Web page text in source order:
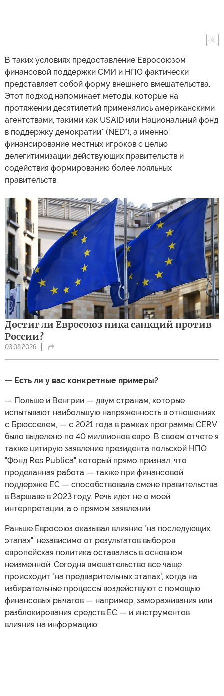
В таких условиях предоставление Евросоюзом
финансовой поддержки СМИ и НПО фактически
представляет собой форму внешнего вмешательства.
Этот подход напоминает методы, которые на
протяжении десятилетий применялись американскими
агентствами, такими как USAID или Национальный фонд
в поддержку демократии* (NED*), а именно:
финансирование местных игроков с целью
делегитимизации действующих правительств и
содействия формированию более лояльных
правительств.
Достиг ли Евросоюз пика санкций против
России?
03.08.2026
— Есть ли у вас конкретные примеры?
— Польше и Венгрии — двум странам, которые
испытывают наибольшую напряженность в отношениях
с Брюсселем, — с 2021 года в рамках программы CERV
было выделено по 40 миллионов евро. В своем отчете я
также цитирую заявление президента польской НПО
"Фонд Res Publica", который прямо признал, что
проделанная работа — также при финансовой
поддержке ЕС — способствовала смене правительства
в Варшаве в 2023 году. Речь идет не о моей
интерпретации, а о прямом заявлении.
Раньше Евросоюз оказывал влияние "на последующих
этапах": независимо от результатов выборов
европейская политика оставалась в основном
неизменной. Сегодня вмешательство все чаще
происходит "на предварительных этапах", когда на
избирательные процессы воздействуют с помощью
финансовых рычагов — например, замораживания или
разблокирования средств ЕС — и инструментов
влияния на информацию.